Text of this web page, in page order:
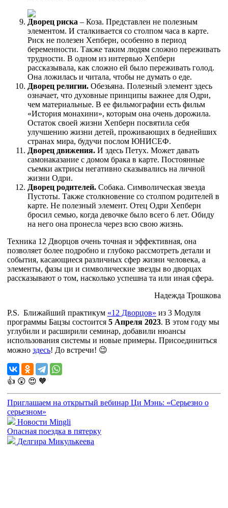
Дворец риска – Коза. Представлен не полезным
элементом. И сталкивается со столпом часа в карте.
Риск не полезен Хепберн, особенно в период
беременности. Также таким людям сложно переживать
трудности. В одном из интервью Хепберн
рассказывала, как сложно ей было переживать голод.
Она ложилась и читала, чтобы не думать о еде.
Дворец религии. Обезьяна. Полезный элемент здесь
означает, что духовные принципы важнее для Одри,
чем материальные. В ее фильмографии есть фильм
«История монахини», которым она очень дорожила.
Остаток своей жизни Хепберн посвятила себя
улучшению жизни детей, проживающих в беднейших
странах мира, будучи послом ЮНИСЕФ.
Дворец движения. И здесь Петух. Может давать
самонаказание с домом брака в карте. Постоянные
съемки актрисы негативно сказывались на личной
жизни Одри.
Дворец родителей. Собака. Символическая звезда
Пустоты. Также столкновение со столпом родителей в
карте. Не полезный элемент. Отец Одри Хепберн
бросил семью, когда девочке было всего 6 лет. Обиду
на него она пронесла через всю свою жизнь.
Техника 12 Дворцов очень точная и эффективная, она
позволяет более подробно и глубоко рассмотреть детали и
события, касающиеся различных сфер жизни человека, а
элементы, фазы ци и символические звезды во дворцах
рассказывают о том, насколько успешна та или иная сфера.
Надежда Трошкова
P.S. Ближайший практикум «12 Дворцов» из 3 Модуля
программы Бацзы состоится 5 Апреля 2023. В этом году мы
углубили и расширили семинар, добавили нюансы
использования системы и новые примеры. Присоединиться
можно здесь! До встречи! 😉
👍 😲 😍 🧡
Приглашаем на открытый вебинар Ци Мэнь: «Серьезно о
серьезном»
Новости Mingli
Опасная поездка в пятерку
Делгира Микулькеева